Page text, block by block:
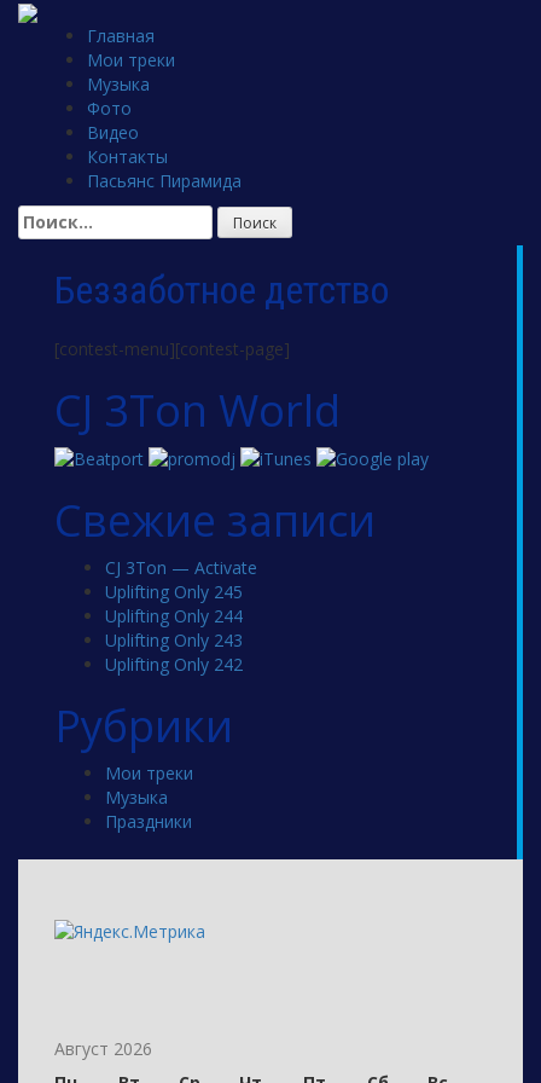
Skip
content
Главная
Мои треки
Музыка
Фото
Видео
Контакты
Пасьянс Пирамида
Найти:
Беззаботное детство
[contest-menu][contest-page]
CJ 3Ton World
Свежие записи
CJ 3Ton — Activate
Uplifting Only 245
Uplifting Only 244
Uplifting Only 243
Uplifting Only 242
Рубрики
Мои треки
Музыка
Праздники
Август 2026